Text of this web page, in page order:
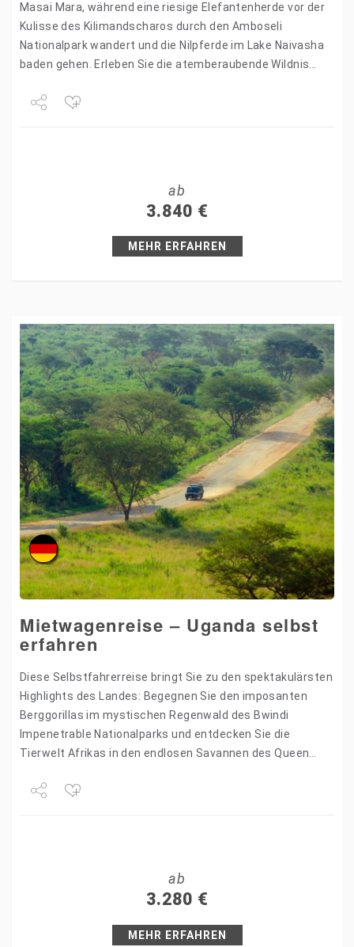
Masai Mara, während eine riesige Elefantenherde vor der
Kulisse des Kilimandscharos durch den Amboseli
Nationalpark wandert und die Nilpferde im Lake Naivasha
baden gehen. Erleben Sie die atemberaubende Wildnis
ab
3.840 €
MEHR ERFAHREN
Mietwagenreise – Uganda selbst
erfahren
Diese Selbstfahrerreise bringt Sie zu den spektakulärsten
Highlights des Landes: Begegnen Sie den imposanten
Berggorillas im mystischen Regenwald des Bwindi
Impenetrable Nationalparks und entdecken Sie die
Tierwelt Afrikas in den endlosen Savannen des Queen
kulturelle…
ab
3.280 €
MEHR ERFAHREN